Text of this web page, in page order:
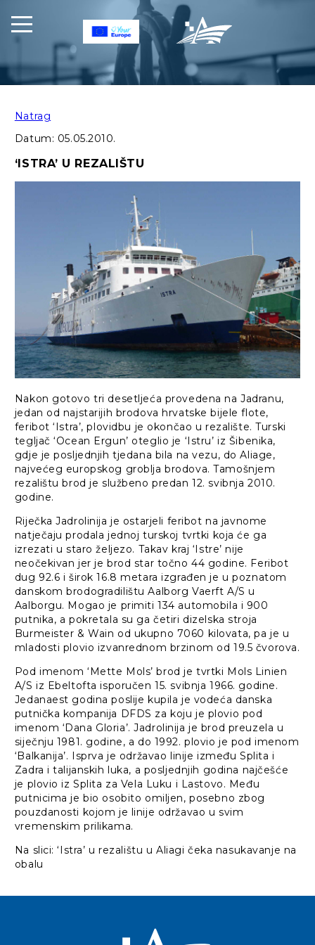
Natrag
Datum: 05.05.2010.
‘ISTRA’ U REZALIŠTU
Nakon gotovo tri desetljeća provedena na Jadranu,
jedan od najstarijih brodova hrvatske bijele flote,
feribot ‘Istra’, plovidbu je okončao u rezalište. Turski
tegljač ‘Ocean Ergun’ oteglio je ‘Istru’ iz Šibenika,
gdje je posljednjih tjedana bila na vezu, do Aliage,
najvećeg europskog groblja brodova. Tamošnjem
rezalištu brod je službeno predan 12. svibnja 2010.
godine.
Riječka Jadrolinija je ostarjeli feribot na javnome
natječaju prodala jednoj turskoj tvrtki koja će ga
izrezati u staro željezo. Takav kraj ‘Istre’ nije
neočekivan jer je brod star točno 44 godine. Feribot
dug 92.6 i širok 16.8 metara izgrađen je u poznatom
danskom brodogradilištu Aalborg Vaerft A/S u
Aalborgu. Mogao je primiti 134 automobila i 900
putnika, a pokretala su ga četiri dizelska stroja
Burmeister & Wain od ukupno 7060 kilovata, pa je u
mladosti plovio izvanrednom brzinom od 19.5 čvorova.
Pod imenom ‘Mette Mols’ brod je tvrtki Mols Linien
A/S iz Ebeltofta isporučen 15. svibnja 1966. godine.
Jedanaest godina poslije kupila je vodeća danska
putnička kompanija DFDS za koju je plovio pod
imenom ‘Dana Gloria’. Jadrolinija je brod preuzela u
siječnju 1981. godine, a do 1992. plovio je pod imenom
‘Balkanija’. Isprva je održavao linije između Splita i
Zadra i talijanskih luka, a posljednjih godina najčešće
je plovio iz Splita za Vela Luku i Lastovo. Među
putnicima je bio osobito omiljen, posebno zbog
pouzdanosti kojom je linije održavao u svim
vremenskim prilikama.
Na slici: ‘Istra’ u rezalištu u Aliagi čeka nasukavanje na
obalu